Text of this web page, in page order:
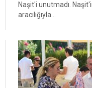
Naşit'i unutmadı.
aracılığıyla...